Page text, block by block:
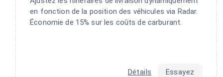
en fonction de la position des véhicules via Radar.
Économie de 15% sur les coûts de carburant.
Détails Essayez